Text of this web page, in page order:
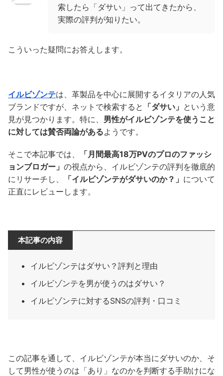
索したら「ダサい」って出てきたから、
実際の評判が知りたい。
こういった疑問にお答えします。
イルビゾンテは、革製品を中心に展開するイタリアの人気
ブランドですが、ネットで検索すると 「ダサい」 という意
見が見つかります。特に、 男性がイルビゾンテを使うこと
に対しては賛否両論があるようです。
そこで本記事では、
「月間最高18万PVのプロのファッシ
ョンブロガー」 の視点から、イルビゾンテの評判を徹底的
にリサーチし、
「イルビゾンテがダサいのか？」 について
正直にレビューします。
本記事の内容
イルビゾンテはダサい？評判と理由
イルビゾンテを男が使うのはダサい？
イルビゾンテに対するSNSの評判・口コミ
この記事を通して、イルビゾンテが本当にダサいのか、そ
して男性が使うのは「あり」なのかを判断する手助けにな